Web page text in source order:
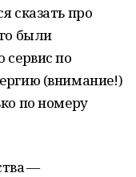
сказать про
были
сервис по
(внимание!)
по номеру
—